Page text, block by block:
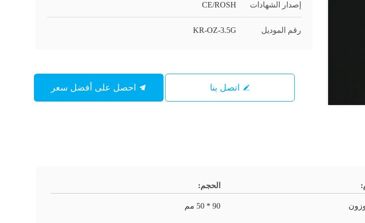
إصدار الشهادات CE/ROSH
رقم الموديل KR-OZ-3.5G
اتصل بنا
الحجم:
90 * 50 مم